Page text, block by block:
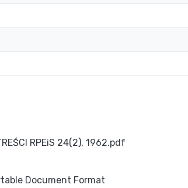
RPEiS 24(2), 1962.pdf
Document Format